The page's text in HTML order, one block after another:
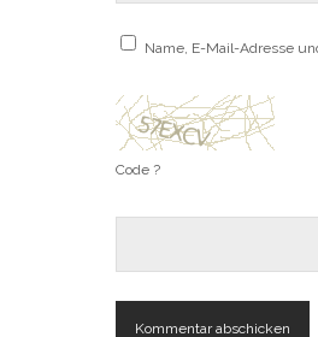
Name, E-Mail-Adresse
Code ?